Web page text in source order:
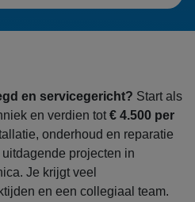
en servicegericht? Start als
en verdien tot € 4.500 per
onderhoud en reparatie
projecten in
Je krijgt veel
en een collegiaal team.